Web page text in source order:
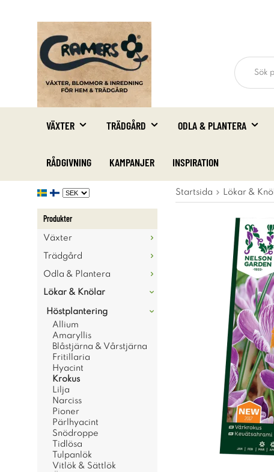
VÄXTER TRÄDGÅRD ODLA & PLANTERA
RÅDGIVNING KAMPANJER INSPIRATION
Produkter
Växter
Trädgård
Odla & Plantera
Lökar & Knölar
Höstplantering
Allium
Amaryllis
Blåstjärna & Vårstjärna
Fritillaria
Hyacint
Krokus
Lilja
Narciss
Pioner
Pärlhyacint
Snödroppe
Tidlösa
Tulpanlök
Vitlök & Sättlök
Startsida Lökar &